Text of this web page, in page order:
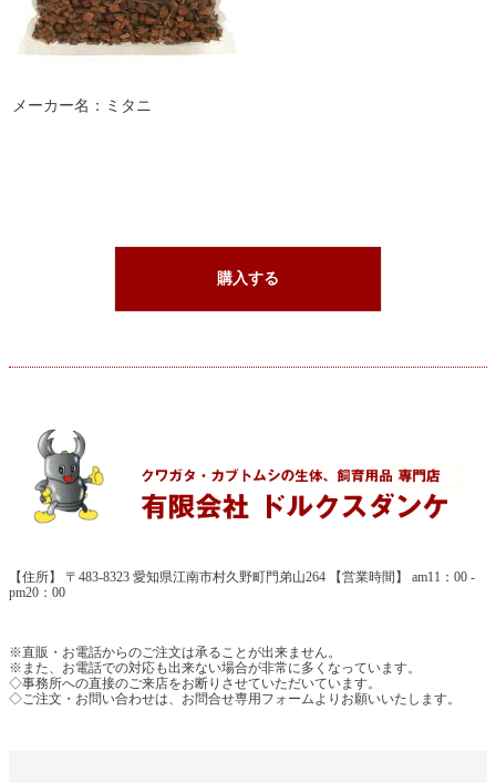
メーカー名：ミタニ
購入する
【住所】 〒483-8323 愛知県江南市村久野町門弟山264 【営業時間】 am11：00 -
pm20：00
※直販・お電話からのご注文は承ることが出来ません。
※また、お電話での対応も出来ない場合が非常に多くなっています。
◇事務所への直接のご来店をお断りさせていただいています。
◇ご注文・お問い合わせは、お問合せ専用フォームよりお願いいたします。